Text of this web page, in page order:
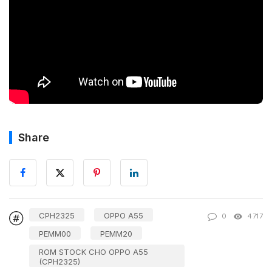
Share
CPH2325
OPPO A55
PEMM00
PEMM20
ROM STOCK CHO OPPO A55
(CPH2325)
0 4717